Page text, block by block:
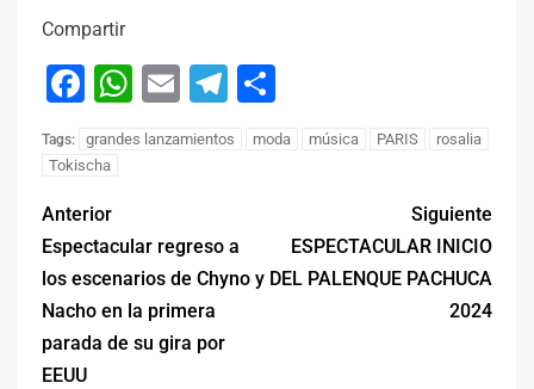
Compartir
Facebook
WhatsApp
EmailTelegram
Tags: grandes lanzamientos moda música PARIS
rosalia
Tokischa
Anterior
Espectacular regreso a
los escenarios de Chyno y
Nacho en la primera
parada de su gira por
EEUU
Siguiente
ESPECTACULAR INICIO
DEL PALENQUE PACHUCA
2024